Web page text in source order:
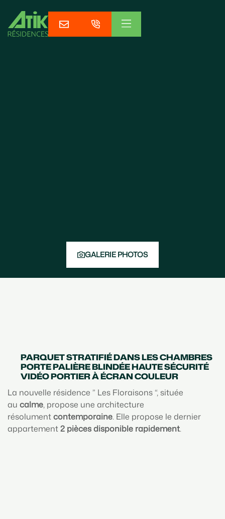
GALERIE PHOTOS
PARQUET STRATIFIÉ DANS LES CHAMBRES
PORTE PALIÈRE BLINDÉE HAUTE SÉCURITÉ
VIDÉO PORTIER À ÉCRAN COULEUR
La nouvelle résidence ” Les Floraisons “, située
au calme, propose une architecture
résolumentcontemporaine. Elle propose le dernier
appartement2 pièces disponible rapidement.